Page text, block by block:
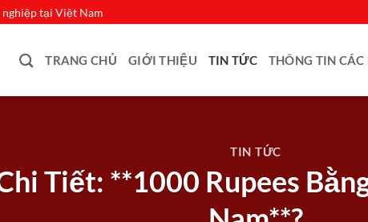
nghiệp tại Việt Nam
TRANG CHỦ GIỚI THIỆU TIN TỨC THÔNG TIN
TIN TỨC
Tiết: **1000 Rupees